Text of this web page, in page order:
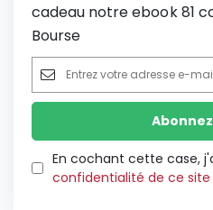
cadeau notre ebook 81
Bourse
En cochant cette case,
confidentialité de ce site